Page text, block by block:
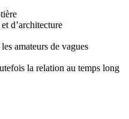
d’architecture
amateurs de vagues
la relation au temps long